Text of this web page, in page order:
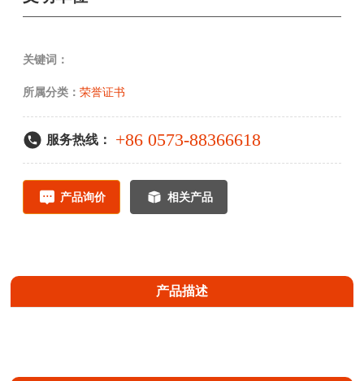
关键词：
所属分类：荣誉证书
服务热线： +86 0573-88366618
产品询价 相关产品
产品描述